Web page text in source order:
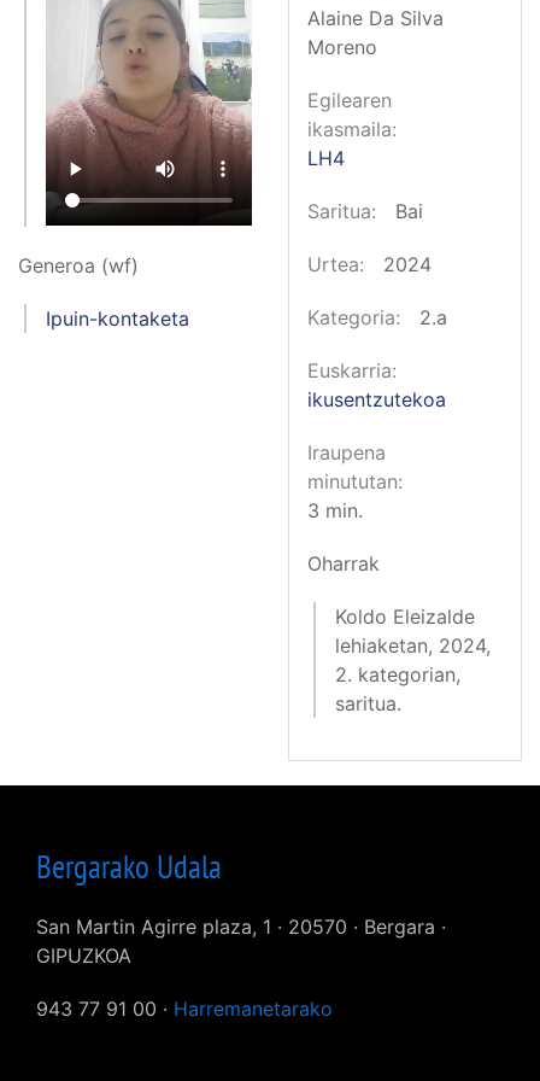
Generoa (wf)
Ipuin-kontaketa
Alaine Da Silva
Moreno
Egilearen
ikasmaila
LH4
Saritua Bai
Urtea 2024
Kategoria 2.a
Euskarria
ikusentzutekoa
Iraupena
minututan
3 min.
Oharrak
Koldo Eleizalde
lehiaketan, 2024,
2. kategorian,
saritua.
Bergarako Udala
San Martin Agirre plaza, 1 · 20570 · Bergara ·
GIPUZKOA
943 77 91 00 · Harremanetarako